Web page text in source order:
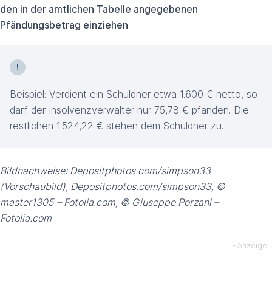
den in der amtlichen Tabelle angegebenen
Pfändungsbetrag einziehen.
Beispiel: Verdient ein Schuldner etwa 1.600 € netto, so
darf der Insolvenzverwalter nur 75,78 € pfänden. Die
restlichen 1.524,22 € stehen dem Schuldner zu.
Bildnachweise: Depositphotos.com/simpson33
(Vorschaubild), Depositphotos.com/simpson33, ©
master1305 – Fotolia.com, © Giuseppe Porzani –
Fotolia.com